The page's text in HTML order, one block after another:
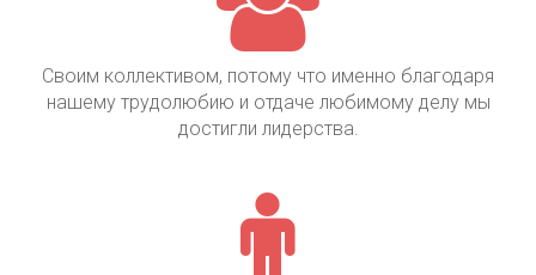
Своим коллективом, потому что именно благодаря
нашему трудолюбию и отдаче любимому делу мы
достигли лидерства.